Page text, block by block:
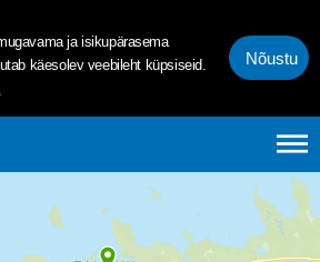
ja isikupärasema
käesolev veebileht küpsiseid.
Nõustu